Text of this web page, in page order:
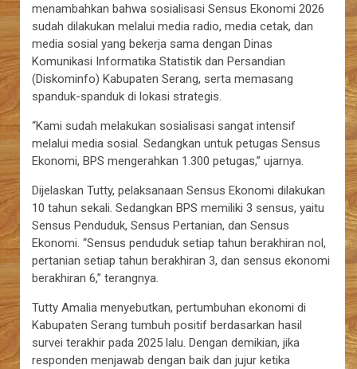
menambahkan bahwa sosialisasi Sensus Ekonomi 2026
sudah dilakukan melalui media radio, media cetak, dan
media sosial yang bekerja sama dengan Dinas
Komunikasi Informatika Statistik dan Persandian
(Diskominfo) Kabupaten Serang, serta memasang
spanduk-spanduk di lokasi strategis.
“Kami sudah melakukan sosialisasi sangat intensif
melalui media sosial. Sedangkan untuk petugas Sensus
Ekonomi, BPS mengerahkan 1.300 petugas,” ujarnya.
Dijelaskan Tutty, pelaksanaan Sensus Ekonomi dilakukan
10 tahun sekali. Sedangkan BPS memiliki 3 sensus, yaitu
Sensus Penduduk, Sensus Pertanian, dan Sensus
Ekonomi. “Sensus penduduk setiap tahun berakhiran nol,
pertanian setiap tahun berakhiran 3, dan sensus ekonomi
berakhiran 6,” terangnya.
Tutty Amalia menyebutkan, pertumbuhan ekonomi di
Kabupaten Serang tumbuh positif berdasarkan hasil
survei terakhir pada 2025 lalu. Dengan demikian, jika
responden menjawab dengan baik dan jujur ketika